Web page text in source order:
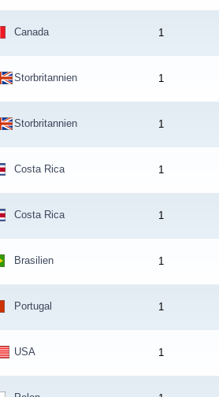
Canada 1
Storbritannien 1
Storbritannien 1
Costa Rica 1
Costa Rica 1
Brasilien 1
Portugal 1
USA 1